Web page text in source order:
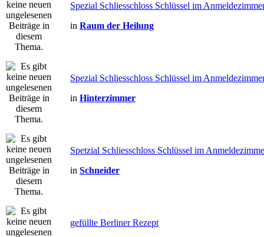
Spezial Schliesschloss Schlüssel im
in Raum der Heilung
Spezial Schliesschloss Schlüssel im
in Hinterzimmer
Spetzial Schliesschloss Schlüssel im
in Schneider
gefüllte Berliner Rezept